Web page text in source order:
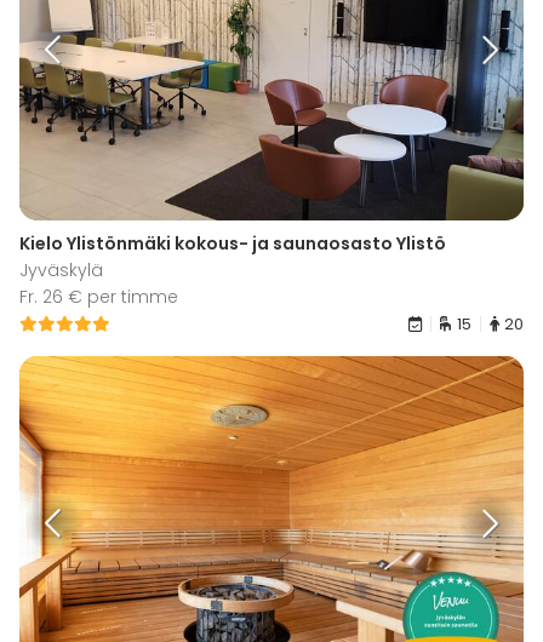
Kielo Ylistönmäki kokous- ja saunaosasto Ylistö
Jyväskylä
Fr. 26 € per timme
15 20